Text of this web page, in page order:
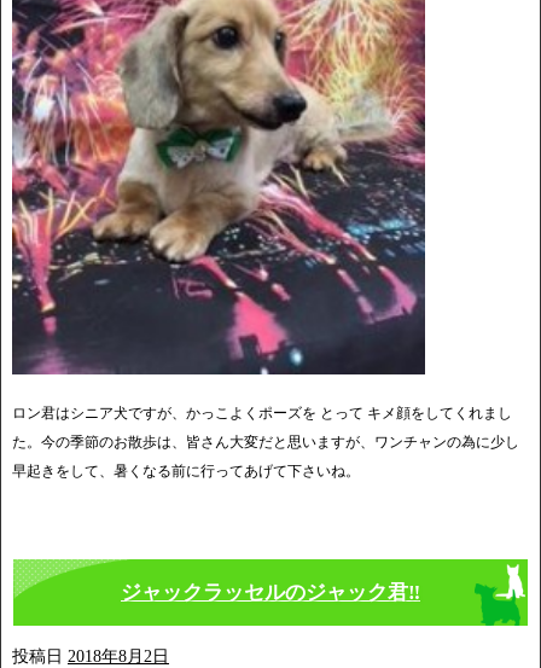
ロン君はシニア犬ですが、かっこよくポーズを とって キメ顔をしてくれまし
た。今の季節のお散歩は、皆さん大変だと思いますが、ワンチャンの為に少し
早起きをして、暑くなる前に行ってあげて下さいね。
ジャックラッセルのジャック君‼️
投稿日 2018年8月2日